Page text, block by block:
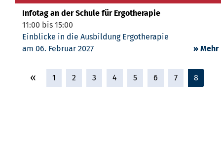
Infotag an der Schule für Ergotherapie
11:00 bis 15:00
Einblicke in die Ausbildung Ergotherapie
am 06. Februar 2027
» Mehr
« 1 2 3 4 5 6 7 8